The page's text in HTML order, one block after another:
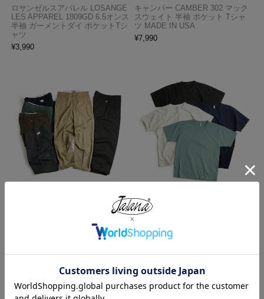
ロサンゼルスアパレル LOSANGE
LES APPAREL 1809GD 6.5オンス
半袖 ガーメントダイ ポケットTシ
ャツ
¥3,990
キャンバー CAMBER 302 マック
スウェイト 半袖 ポケット Tシャ
ツ MADE IN USA
¥7,990
レッドキャップ REDKAP #PT20
インダストリアル ワークパンツ
ロサンゼルスアパレル LOSANGE
LES APPAREL 1203GD 8.5オンス
半袖 バインディング ガーメント
¥4,990